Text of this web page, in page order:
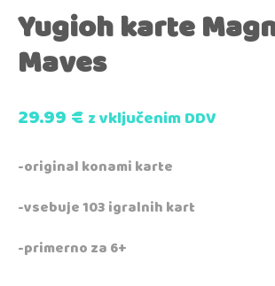
Yugioh karte
Maves
29.99€z vključenim DDV
-original konami karte
-vsebuje 103 igralnih kart
-primerno za 6+